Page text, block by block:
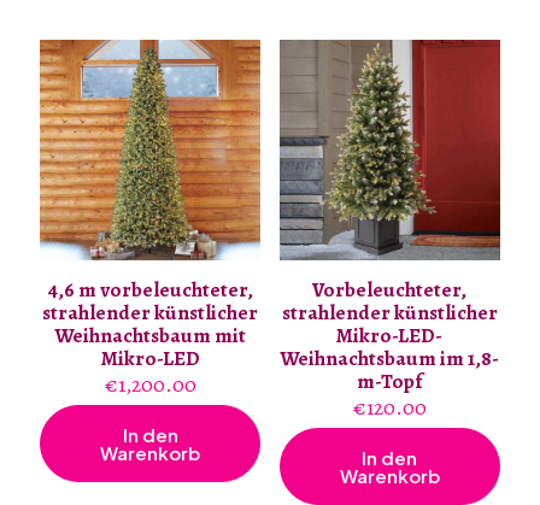
4,6 m vorbeleuchteter,
strahlender künstlicher
Weihnachtsbaum mit
Mikro-LED
€1,200.00
In den
Warenkorb
Vorbeleuchteter,
strahlender künstlicher
Mikro-LED-
Weihnachtsbaum im 1,8-
m-Topf
€120.00
In den
Warenkorb